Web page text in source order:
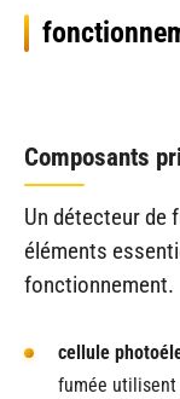
Composants
Un détecteur de
éléments
fonctionnement.
cellule
fumée utilisent